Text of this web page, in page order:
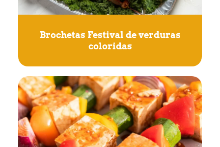
Brochetas Festival de verduras
coloridas